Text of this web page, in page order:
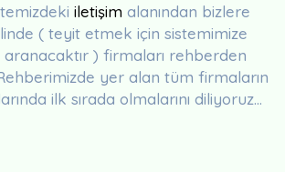
iletişim alanından bizlere
( teyit etmek için sistemimize
aranacaktır ) firmaları rehberden
Rehberimizde yer alan tüm firmaların
ilk sırada olmalarını diliyoruz...